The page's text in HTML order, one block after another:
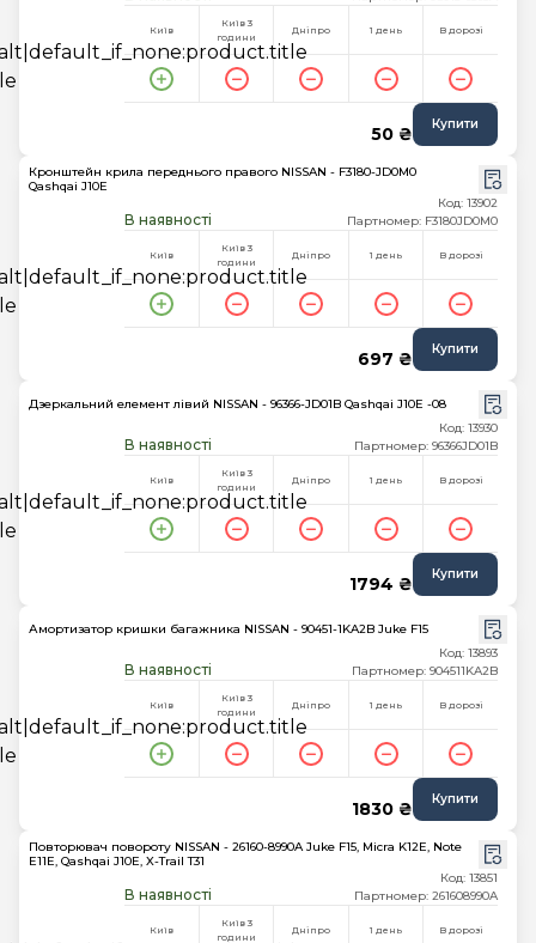
Київ
Київ 3
години
Дніпро 1 день В дорозі
50 ₴ Купити
Кронштейн крила переднього правого NISSAN - F3180-JD0M0
Qashqai J10E
В наявності
Код: 13902
Партномер: F3180JD0M0
Київ
Київ 3
години
Дніпро 1 день В дорозі
697 ₴ Купити
Дзеркальний елемент лівий NISSAN - 96366-JD01B Qashqai J10E -08
В наявності
Код: 13930
Партномер: 96366JD01B
Київ
Київ 3
години
Дніпро 1 день В дорозі
1794 ₴ Купити
Амортизатор кришки багажника NISSAN - 90451-1KA2B Juke F15
В наявності
Код: 13893
Партномер: 904511KA2B
Київ
Київ 3
години
Дніпро 1 день В дорозі
1830 ₴ Купити
Повторювач повороту NISSAN - 26160-8990A Juke F15, Micra K12E, Note
E11E, Qashqai J10E, X-Trail T31
В наявності
Код: 13851
Партномер: 261608990A
Київ
Київ 3
години
Дніпро 1 день В дорозі